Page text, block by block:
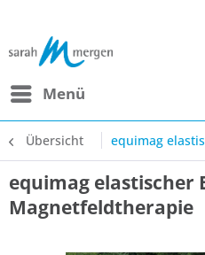
Menü
Übersicht equimag
equimag elastischer
Magnetfeldtherapie